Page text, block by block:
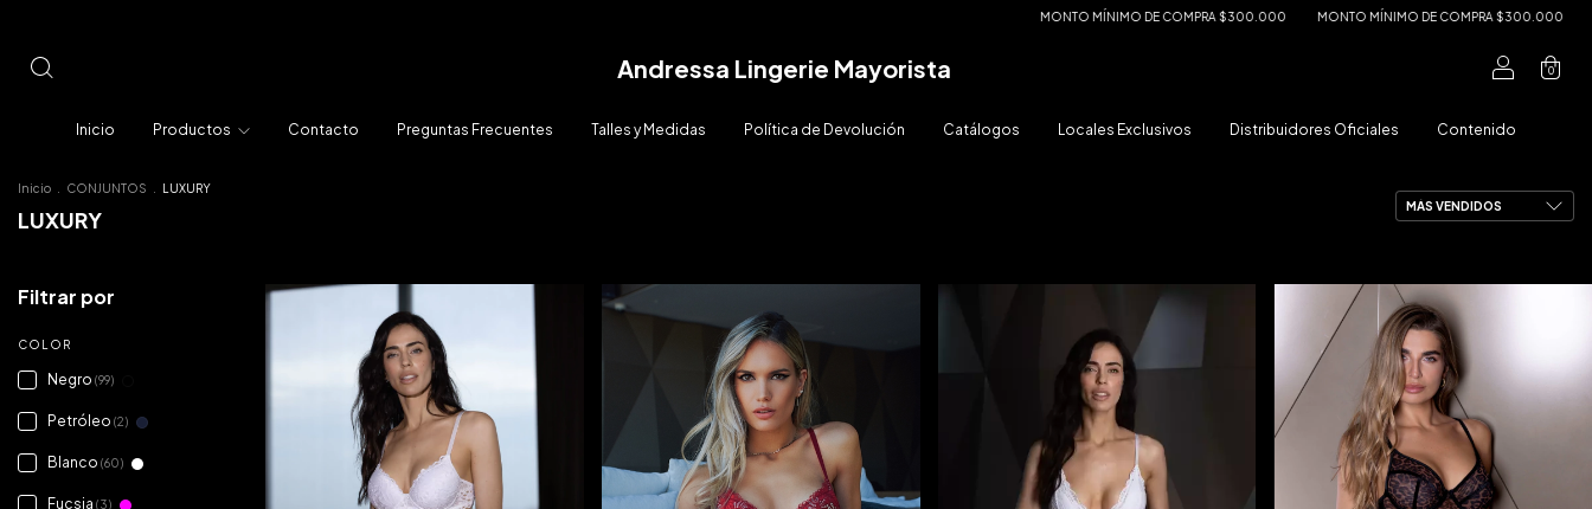
MONTO MÍNIMO DE COMPRA $300.000 MONTO MÍNIMO DE COMPRA $300.000 MONTO
Andressa Lingerie Mayorista 0
Inicio Productos Contacto Preguntas Frecuentes Talles y Medidas Política de Devolución Catálogos Locales Exclusivos Distribuidores Oficiales Contenido
Inicio CONJUNTOS LUXURY
LUXURY
Filtrar por
COLOR
Negro (99)
Petróleo (2)
Blanco (60)
Fucsia (3)